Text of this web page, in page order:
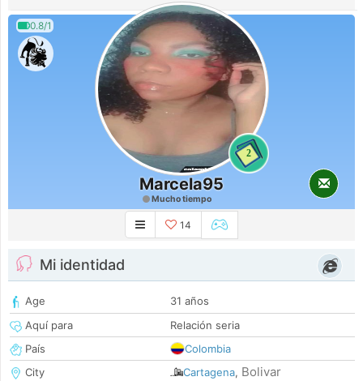
0.8/1
2
Marcela95
Mucho tiempo
14
Mi identidad
Age
31 años
Aquí para
Relación seria
País
Colombia
City
Cartagena, Bolivar